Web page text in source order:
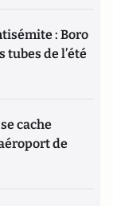
: Boro
tubes de l’été
cache
de